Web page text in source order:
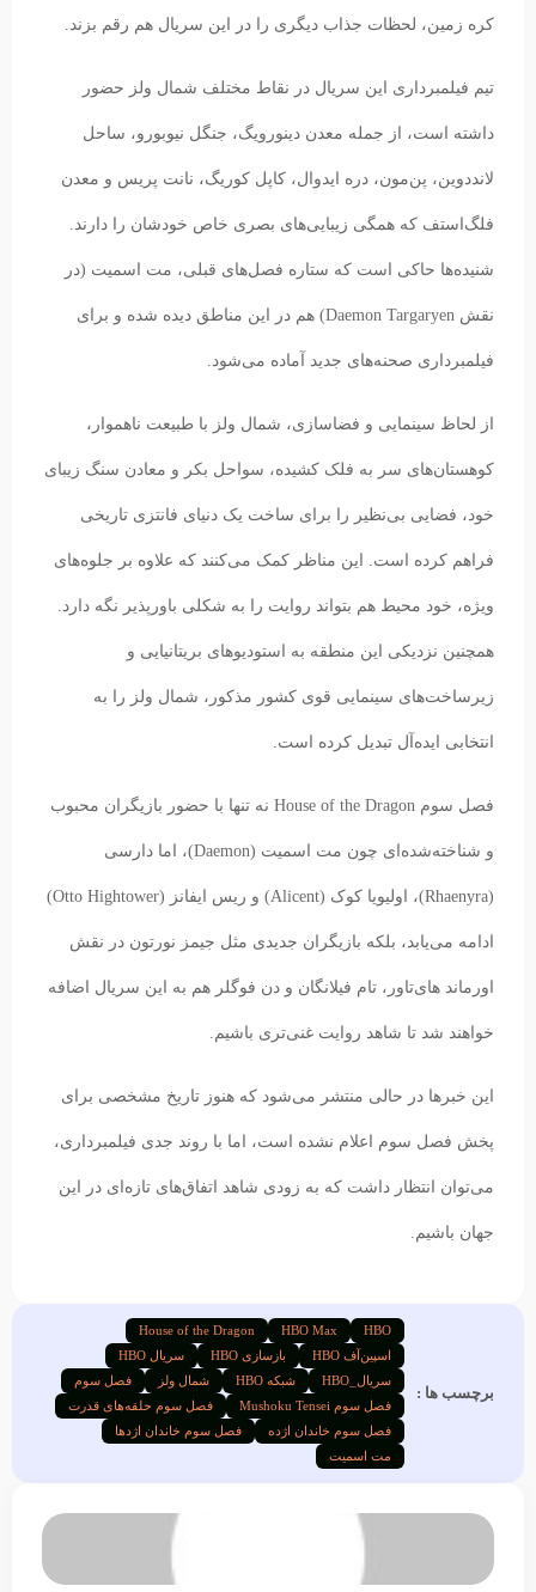
کره زمین، لحظات جذاب دیگری را در این سریال هم رقم بزند.
تیم فیلمبرداری این سریال در نقاط مختلف شمال ولز حضور
داشته است، از جمله معدن دینورویگ، جنگل نیوبورو، ساحل
لانددوین، پن‌مون، دره ایدوال، کاپل کوریگ، نانت پریس و معدن
فلگ‌استف که همگی زیبایی‌های بصری خاص خودشان را دارند.
شنیده‌ها حاکی است که ستاره فصل‌های قبلی، مت اسمیت (در
نقش Daemon Targaryen) هم در این مناطق دیده شده و برای
فیلمبرداری صحنه‌های جدید آماده می‌شود.
از لحاظ سینمایی و فضاسازی، شمال ولز با طبیعت ناهموار،
کوهستان‌های سر به فلک کشیده، سواحل بکر و معادن سنگ زیبای
خود، فضایی بی‌نظیر را برای ساخت یک دنیای فانتزی تاریخی
فراهم کرده است. این مناظر کمک می‌کنند که علاوه بر جلوه‌های
ویژه، خود محیط هم بتواند روایت را به شکلی باورپذیر نگه دارد.
همچنین نزدیکی این منطقه به استودیوهای بریتانیایی و
زیرساخت‌های سینمایی قوی کشور مذکور، شمال ولز را به
انتخابی ایده‌آل تبدیل کرده است.
فصل سوم House of the Dragon نه تنها با حضور بازیگران محبوب
و شناخته‌شده‌ای چون مت اسمیت (Daemon)، اما دارسی
(Rhaenyra)، اولیویا کوک (Alicent) و ریس ایفانز (Otto Hightower)
ادامه می‌یابد، بلکه بازیگران جدیدی مثل جیمز نورتون در نقش
اورماند های‌تاور، تام فیلانگان و دن فوگلر هم به این سریال اضافه
خواهند شد تا شاهد روایت غنی‌تری باشیم.
این خبرها در حالی منتشر می‌شود که هنوز تاریخ مشخصی برای
پخش فصل سوم اعلام نشده است، اما با روند جدی فیلمبرداری،
می‌توان انتظار داشت که به زودی شاهد اتفاق‌های تازه‌ای در این
جهان باشیم.
برچسب ها :
HBO
HBO Max
House of the Dragon
اسپین‌آف HBO
بازسازی HBO
سریال HBO
سریال_HBO
شبکه HBO شمال ولز
فصل سوم
فصل سوم Mushoku Tensei
فصل سوم حلقه‌های قدرت
فصل سوم خاندان اژده
فصل سوم خاندان اژدها
مت اسمیت